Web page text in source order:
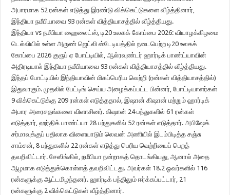
அபாரமாக 52 ரன்கள் எடுத்து இரண்டு விக்கெட்டுகளை வீழ்த்தினார்,
இந்தியா நமீபியாவை 93 ரன்கள் வித்தியாசத்தில் வீழ்த்தியது.
இந்தியா vs நமீபியா ஹைலைட்ஸ், டி20 உலகக் கோப்பை 2026: வியாழக்கிழமை
டெல்லியில் உள்ள அருண் ஜெட்லி ஸ்டேடியத்தில் நடைபெற்ற டி20 உலகக்
கோப்பை 2026 குரூப் ஏ போட்டியில், ஆல்ரவுண்டர் ஹார்டிக் பாண்ட்யாவின்
அதிரடியால் இந்தியா நமீபியாவை 93 ரன்கள் வித்தியாசத்தில் வீழ்த்தியது.
இந்தப் போட்டியில் இந்தியாவின் மிகப்பெரிய வெற்றி (ரன்கள் வித்தியாசத்தில்)
இதுவாகும். முதலில் பேட்டிங் செய்ய அழைக்கப்பட்ட பின்னர், போட்டியாளர்கள்
9 விக்கெட்டுக்கு 209 ரன்கள் எடுத்ததால், இஷான் கிஷான் மற்றும் ஹார்டிக்
அபார அரைசதங்களை விளாசினர். கிஷான் 24 பந்துகளில் 61 ரன்கள்
எடுத்தார், ஹர்திக் பாண்ட்யா 28 பந்துகளில் 52 ரன்கள் எடுத்தார். அபிஷேக்
சர்மாவுக்குப் பதிலாக விளையாடும் லெவன் அணியில் இடம்பிடித்த சஞ்சு
சாம்சன், 8 பந்துகளில் 22 ரன்கள் எடுத்து பெரிய வெற்றியைப் பெறத்
தவறிவிட்டார். சேஸிங்கில், நமீபியா நன்றாகத் தொடங்கியது, ஆனால் அதை
ஆழமாக எடுத்துக்கொள்ளத் தவறிவிட்டது. அவர்கள் 18.2 ஓவர்களில் 116
ரன்களுக்கு ஆட்டமிழந்தனர். ஹார்டிக் பந்திலும் ஈர்க்கப்பட்டார், 21
ரன்களுக்கு 2 விக்கெட்டுகள் வீழ்த்தினார்.